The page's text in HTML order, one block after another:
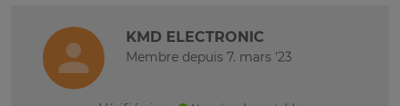
KMD ELECTRONIC
Membre depuis 7. mars '23